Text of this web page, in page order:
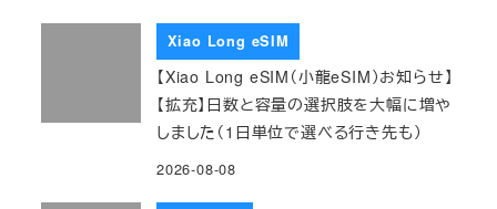
Xiao Long eSIM
【Xiao Long eSIM（小龍eSIM）お知らせ】
【拡充】日数と容量の選択肢を大幅に増や
しました（1日単位で選べる行き先も）
2026-08-08